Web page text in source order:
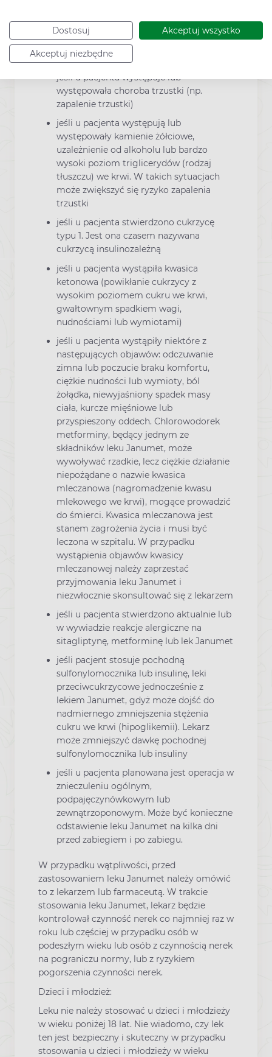
Dostosuj Akceptuj wszystko
Akceptuj niezbędne
zgłaszano przypadki zapalenia trzustki. Przed
rozpoczęciem przyjmowania leku Janumet
należy omówić to z lekarzem lub farmaceutą:
jeśli u pacjenta występuje lub
występowała choroba trzustki (np.
zapalenie trzustki)
jeśli u pacjenta występują lub
występowały kamienie żółciowe,
uzależnienie od alkoholu lub bardzo
wysoki poziom triglicerydów (rodzaj
tłuszczu) we krwi. W takich sytuacjach
może zwiększyć się ryzyko zapalenia
trzustki
jeśli u pacjenta stwierdzono cukrzycę
typu 1. Jest ona czasem nazywana
cukrzycą insulinozależną
jeśli u pacjenta wystąpiła kwasica
ketonowa (powikłanie cukrzycy z
wysokim poziomem cukru we krwi,
gwałtownym spadkiem wagi,
nudnościami lub wymiotami)
jeśli u pacjenta wystąpiły niektóre z
następujących objawów: odczuwanie
zimna lub poczucie braku komfortu,
ciężkie nudności lub wymioty, ból
żołądka, niewyjaśniony spadek masy
ciała, kurcze mięśniowe lub
przyspieszony oddech. Chlorowodorek
metforminy, będący jednym ze
składników leku Janumet, może
wywoływać rzadkie, lecz ciężkie działanie
niepożądane o nazwie kwasica
mleczanowa (nagromadzenie kwasu
mlekowego we krwi), mogące prowadzić
do śmierci. Kwasica mleczanowa jest
stanem zagrożenia życia i musi być
leczona w szpitalu. W przypadku
wystąpienia objawów kwasicy
mleczanowej należy zaprzestać
przyjmowania leku Janumet i
niezwłocznie skonsultować się z lekarzem
jeśli u pacjenta stwierdzono aktualnie lub
w wywiadzie reakcje alergiczne na
sitagliptynę, metforminę lub lek Janumet
jeśli pacjent stosuje pochodną
sulfonylomocznika lub insulinę, leki
przeciwcukrzycowe jednocześnie z
lekiem Janumet, gdyż może dojść do
nadmiernego zmniejszenia stężenia
cukru we krwi (hipoglikemii). Lekarz
może zmniejszyć dawkę pochodnej
sulfonylomocznika lub insuliny
jeśli u pacjenta planowana jest operacja w
znieczuleniu ogólnym,
podpajęczynówkowym lub
zewnątrzoponowym. Może być konieczne
odstawienie leku Janumet na kilka dni
przed zabiegiem i po zabiegu.
W przypadku wątpliwości, przed
zastosowaniem leku Janumet należy omówić
to z lekarzem lub farmaceutą. W trakcie
stosowania leku Janumet, lekarz będzie
kontrolował czynność nerek co najmniej raz w
roku lub częściej w przypadku osób w
podeszłym wieku lub osób z czynnością nerek
na pograniczu normy, lub z ryzykiem
pogorszenia czynności nerek.
Dzieci i młodzież:
Leku nie należy stosować u dzieci i młodzieży
w wieku poniżej 18 lat. Nie wiadomo, czy lek
ten jest bezpieczny i skuteczny w przypadku
stosowania u dzieci i młodzieży w wieku